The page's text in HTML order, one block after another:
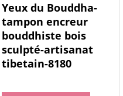
Yeux du Bouddha-
tampon encreur
bouddhiste bois
sculpté-artisanat
tibetain-8180